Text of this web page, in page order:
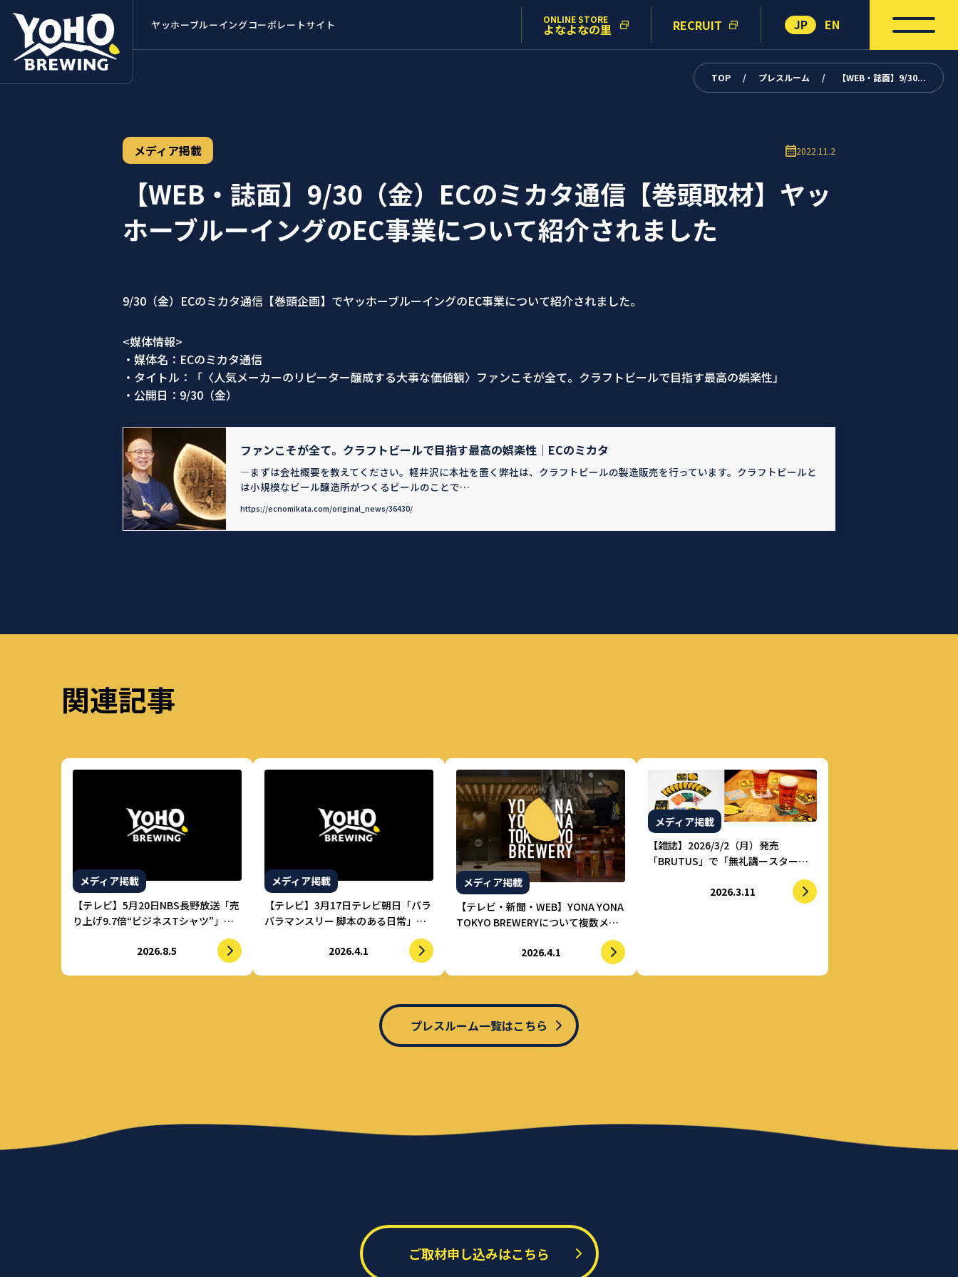
ヤッホーブルーイングコーポレートサイト ONLINE STORE
よなよなの里 RECRUIT JP EN
メディア掲載 2022.11.2
TOP / プレスルーム / 【WEB・誌面】9/30...
【WEB・誌面】9/30（金）ECのミカタ通信【巻頭取材】ヤッ
ホーブルーイングのEC事業について紹介されました
9/30（金）ECのミカタ通信【巻頭企画】でヤッホーブルーイングのEC事業について紹介されました。
<媒体情報>
・媒体名：ECのミカタ通信
・タイトル：「〈人気メーカーのリピーター醸成する大事な価値観〉ファンこそが全て。クラフトビールで目指す最高の娯楽性」
・公開日：9/30（金）
ファンこそが全て。クラフトビールで目指す最高の娯楽性｜ECのミカタ
―まずは会社概要を教えてください。軽井沢に本社を置く弊社は、クラフトビールの製造販売を行っています。クラフトビールと
は小規模なビール醸造所がつくるビールのことで…
https://ecnomikata.com/original_news/36430/
関連記事
メディア掲載
【テレビ】5月20日NBS長野放送「売
り上げ9.7倍“ビジネスTシャツ”」に
てヤッホーブルーイングが紹介され
2026.8.5
メディア掲載
【テレビ】3月17日テレビ朝日「バラ
バラマンスリー 脚本のある日常」に
てヤッホーブルーイングが紹介され
2026.4.1
メディア掲載
【テレビ・新聞・WEB】YONA YONA
TOKYO BREWERYについて複数メデ
2026.4.1
メディア掲載
【雑誌】2026/3/2（月）発売
「BRUTUS」で「無礼講ースター」
2026.3.11
プレスルーム一覧はこちら
ご取材申し込みはこちら